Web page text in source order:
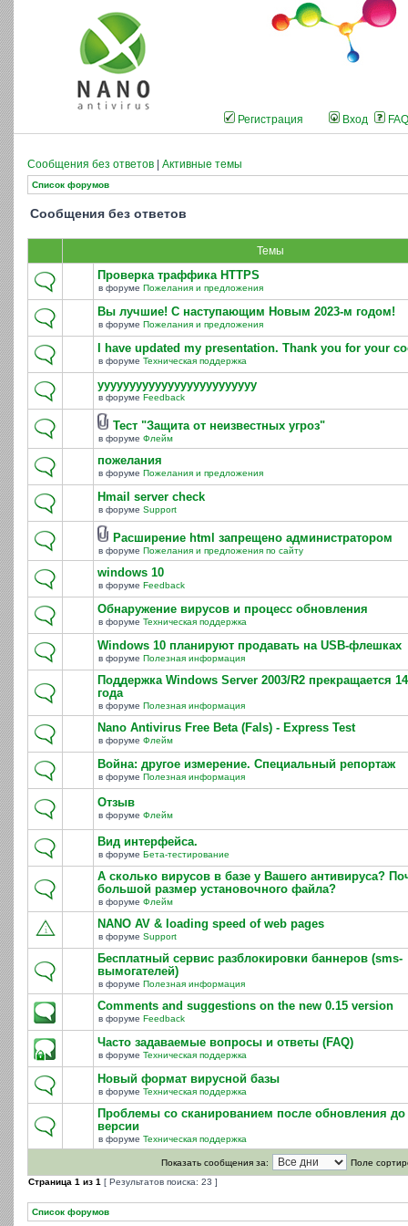
Регистрация Вход FAQ
Сообщения без ответов Активные темы
Список форумов
Сообщения без ответов
Темы
Проверка траффика HTTPS
в форуме Пожелания и предложения
Вы лучшие! С наступающим Новым 2023-м годом!
в форуме Пожелания и предложения
I have updated my presentation. Thank you for your
в форуме Техническая поддержка
yyyyyyyyyyyyyyyyyyyyyyyyy
в форуме Feedback
Тест "Защита от неизвестных угроз"
в форуме Флейм
пожелания
в форуме Пожелания и предложения
Hmail server check
в форуме Support
Расширение html запрещено администратором
в форуме Пожелания и предложения по сайту
windows 10
в форуме Feedback
Обнаружение вирусов и процесс обновления
в форуме Техническая поддержка
Windows 10 планируют продавать на USB-флешках
в форуме Полезная информация
Поддержка Windows Server 2003/R2 прекращается
года
в форуме Полезная информация
Nano Antivirus Free Beta (Fals) - Express Test
в форуме Флейм
Война: другое измерение. Специальный репортаж
в форуме Полезная информация
Отзыв
в форуме Флейм
Вид интерфейса.
в форуме Бета-тестирование
А сколько вирусов в базе у Вашего антивируса?
большой размер установочного файла?
в форуме Флейм
NANO AV & loading speed of web pages
в форуме Support
Бесплатный сервис разблокировки баннеров (sms-
вымогателей)
в форуме Полезная информация
Comments and suggestions on the new 0.15 version
в форуме Feedback
Часто задаваемые вопросы и ответы (FAQ)
в форуме Техническая поддержка
Новый формат вирусной базы
в форуме Техническая поддержка
Проблемы со сканированием после обновления до
версии
в форуме Техническая поддержка
Показать сообщения за:
Поле
Страница 1 из 1 [ Результатов поиска: 23 ]
Список форумов